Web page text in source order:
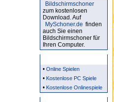
Bildschirmschoner
zum kostenlosen
Download. Auf
MySchoner.de finden
auch Sie einen
Bildschirmschoner für
Ihren Computer.
• Online Spielen
• Kostenlose PC Spiele
• Kostenlose Onlinespiele